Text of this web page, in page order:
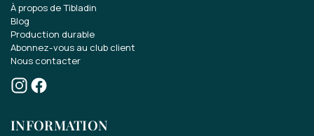
À propos de Tibladin
Blog
Production durable
Abonnez-vous au club client
Nous contacter
INFORMATION
Gagnez une carte cadeau
de 70 EUR..